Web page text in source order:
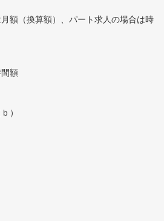
額（換算額）、パート求人の場合は時
額
）